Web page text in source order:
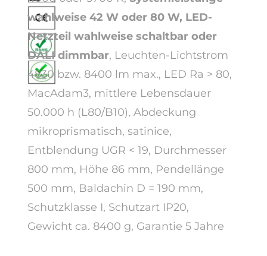
wahlweise 42 W oder 80 W, LED-
Netzteil wahlweise schaltbar oder
DALI dimmbar, Leuchten-Lichtstrom
4830 bzw. 8400 lm max., LED Ra > 80,
MacAdam3, mittlere Lebensdauer
50.000 h (L80/B10), Abdeckung
mikroprismatisch, satinice,
Entblendung UGR < 19, Durchmesser
800 mm, Höhe 86 mm, Pendellänge
500 mm, Baldachin D = 190 mm,
Schutzklasse I, Schutzart IP20,
Gewicht ca. 8400 g, Garantie 5 Jahre